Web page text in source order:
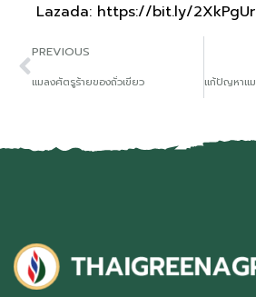
Lazada: https://bit.ly/2XkPgUr
PREVIOUS
แมลงศัตรูร้ายของถั่วเขียว